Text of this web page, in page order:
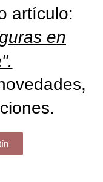
artículo:
en